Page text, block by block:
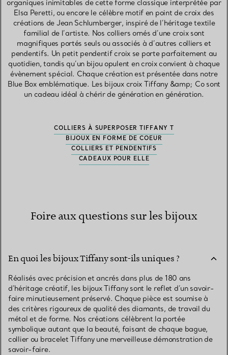
organiques inimitables de cette forme classique interprétée par
Elsa Peretti, ou encore le célèbre motif en point de croix des
créations de Jean Schlumberger, inspiré de l’héritage textile
familial de l’artiste. Nos colliers ornés d’une croix sont
magnifiques portés seuls ou associés à d’autres colliers et
pendentifs. Un petit pendentif croix se porte parfaitement au
quotidien, tandis qu’un bijou opulent en croix convient à chaque
évènement spécial. Chaque création est présentée dans notre
Blue Box emblématique. Les bijoux croix Tiffany &amp; Co sont
un cadeau idéal à chérir de génération en génération.
COLLIERS À SUPERPOSER TIFFANY T
BIJOUX EN FORME DE COEUR
COLLIERS ET PENDENTIFS
CADEAUX POUR ELLE
Foire aux questions sur les bijoux
En quoi les bijoux Tiffany sont-ils uniques ?
Réalisés avec précision et ancrés dans plus de 180 ans
d’héritage créatif, les bijoux Tiffany sont le reflet d’un savoir-
faire minutieusement préservé. Chaque pièce est soumise à
des critères rigoureux de qualité des diamants, de travail du
métal et de forme. Nos créations célèbrent la portée
symbolique autant que la beauté, faisant de chaque bague,
collier ou bracelet Tiffany une merveilleuse démonstration de
savoir-faire.